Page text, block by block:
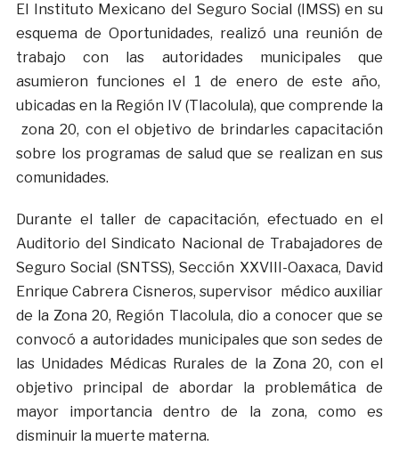
El Instituto Mexicano del Seguro Social (IMSS) en su
esquema de Oportunidades, realizó una reunión de
trabajo con las autoridades municipales que
asumieron funciones el 1 de enero de este año,
ubicadas en la Región IV (Tlacolula), que comprende la
zona 20, con el objetivo de brindarles capacitación
sobre los programas de salud que se realizan en sus
comunidades.
Durante el taller de capacitación, efectuado en el
Auditorio del Sindicato Nacional de Trabajadores de
Seguro Social (SNTSS), Sección XXVIII-Oaxaca, David
Enrique Cabrera Cisneros, supervisor médico auxiliar
de la Zona 20, Región Tlacolula, dio a conocer que se
convocó a autoridades municipales que son sedes de
las Unidades Médicas Rurales de la Zona 20, con el
objetivo principal de abordar la problemática de
mayor importancia dentro de la zona, como es
disminuir la muerte materna.